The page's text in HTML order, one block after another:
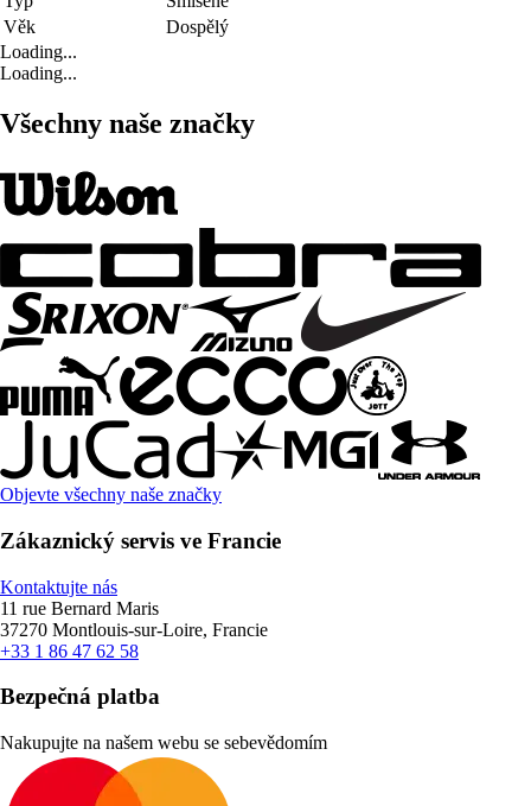
Věk
Dospělý
Loading...
Loading...
Všechny naše značky
Objevte všechny naše značky
Zákaznický servis ve Francie
Kontaktujte nás
11 rue Bernard Maris
37270 Montlouis-sur-Loire, Francie
+33 1 86 47 62 58
Bezpečná platba
Nakupujte na našem webu se sebevědomím